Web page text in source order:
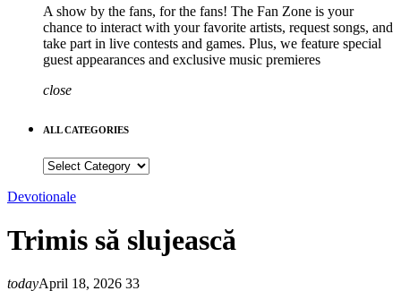
A show by the fans, for the fans! The Fan Zone is your
chance to interact with your favorite artists, request songs, and
take part in live contests and games. Plus, we feature special
guest appearances and exclusive music premieres
close
ALL CATEGORIES
ALL
Devotionale
Trimis să slujească
todayApril 18, 2026 33